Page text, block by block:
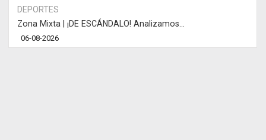
DEPORTES
Zona Mixta | ¡DE ESCÁNDALO! Analizamos...
06-08-2026